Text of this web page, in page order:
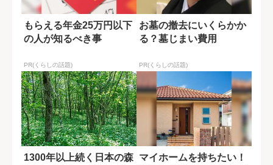
もらえる年金25万円以下
の人が知るべき事
PR(くらしの話題)
お墓の撤去にいくらかか
る？墓じまい費用
PR(くらしの話題)
1300年以上続く日本の森 マイホームを持ちたい！